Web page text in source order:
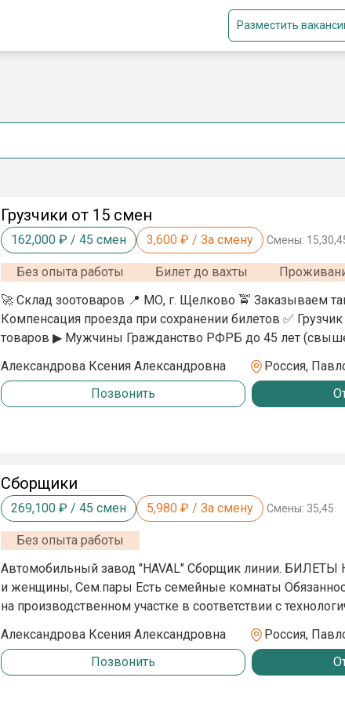
Разместить
Грузчики от 15 смен
162,000 ₽ / 45 смен 3,600 ₽ / За смену Смены:
Без опыта работы Билет до вахты
🚀 Склад зоотоваров 📍 МО, г. Щелково 🚖 Заказываем такси до объекта с офиса ✈
Компенсация проезда при сохранении билетов ✅ Грузчик - Разгрузка погрузка
товаров ▶ Мужчины Гражданство РФРБ до 45 лет (свыше согласование) 📌 Вахта
15/35/45/60 смен 📆 График работы 6/1 по 11 часов,
3600₽/смена 💰За вахту 35 смен 126 000₽ ✅ Авансы каждую неделю по 3000₽ 📄
Оформление по ГПХ 💰 Расчет по окончанию вахты 🍝 Питание комплексный обед
Александрова Ксения Александровна
Россия,
Позвонить
Сборщики
269,100 ₽ / 45 смен 5,980 ₽ / За смену Смены: 35,45
Без опыта работы
Автомобильный завод "HAVAL" Cборщик линии.
и женщины, Сем.пары Есть семейные комнаты
на производственном участке в соответствии с
Комплектовать автомобильные детали; — Выполнение
дисков, шин, зеркал и стекол; — Проклейка резиновых
утеплителей; — Участие в покрасочных и
Александрова Ксения Александровна
Россия,
Позвонить